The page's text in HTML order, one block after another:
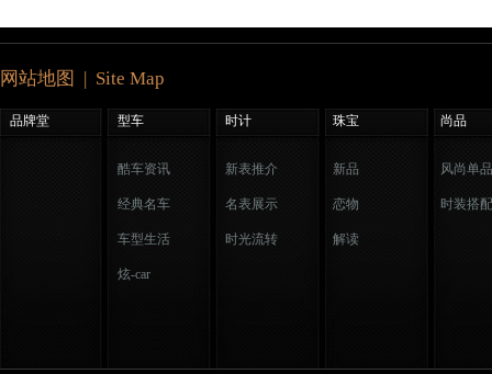
网站地图 | Site Map
品牌堂 型车 时计 珠宝 尚品
酷车资讯
经典名车
车型生活
炫-car
新表推介
名表展示
时光流转
新品
恋物
解读
风尚单品
时装搭配